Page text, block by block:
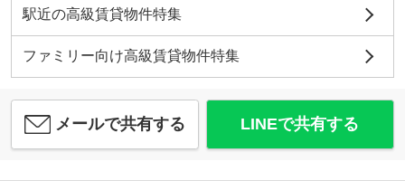
駅近の高級賃貸物件特集
ファミリー向け高級賃貸物件特集
メールで共有する LINEで共有する